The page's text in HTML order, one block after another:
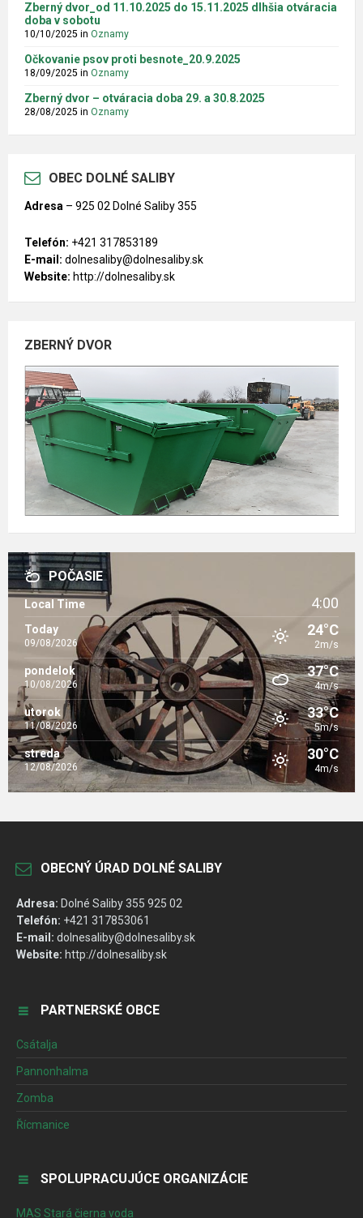
Zberný dvor_od 11.10.2025 do 15.11.2025 dlhšia otváracia
doba v sobotu
10/10/2025 in Oznamy
Očkovanie psov proti besnote_20.9.2025
18/09/2025 in Oznamy
Zberný dvor – otváracia doba 29. a 30.8.2025
28/08/2025 in Oznamy
OBEC DOLNÉ SALIBY
Adresa – 925 02 Dolné Saliby 355
Telefón: +421 317853189
E-mail: dolnesaliby@dolnesaliby.sk
Website: http://dolnesaliby.sk
ZBERNÝ DVOR
POČASIE
Local Time 4:00
Today
09/08/2026
24°C
2m/s
pondelok
10/08/2026
37°C
4m/s
utorok
11/08/2026
33°C
5m/s
streda
12/08/2026
30°C
4m/s
OBECNÝ ÚRAD DOLNÉ SALIBY
Adresa: Dolné Saliby 355 925 02
Telefón: +421 317853061
E-mail: dolnesaliby@dolnesaliby.sk
Website: http://dolnesaliby.sk
PARTNERSKÉ OBCE
Csátalja
Pannonhalma
Zomba
Řícmanice
SPOLUPRACUJÚCE ORGANIZÁCIE
MAS Stará čierna voda